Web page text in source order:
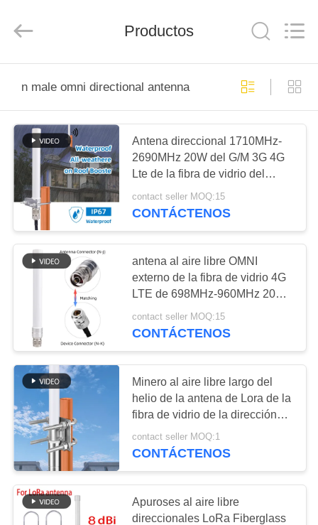
PRODUCTOS
SOBRE
NOSOTROS
VIAJE
DE
FÁBRICA
CONTROL
DE
CALIDAD
ÉNTRENOS
EN
CONTACTO
CON
Communications
Productos
n male omni directional antenna
Antena direccional 1710MHz-
2690MHz 20W del G/M 3G 4G
Lte de la fibra de vidrio del
varón OMNI de N
contact seller MOQ:15
CONTÁCTENOS
antena al aire libre OMNI
externo de la fibra de vidrio 4G
LTE de 698MHz-960MHz 20W
direccional
contact seller MOQ:15
CONTÁCTENOS
Minero al aire libre largo del
helio de la antena de Lora de la
fibra de vidrio de la dirección
5.8dbi 8dbi 868MHz 915MHz
de Omni de los apuroses de la
contact seller MOQ:1
CONTÁCTENOS
Apuroses al aire libre
direccionales LoRa Fiberglass